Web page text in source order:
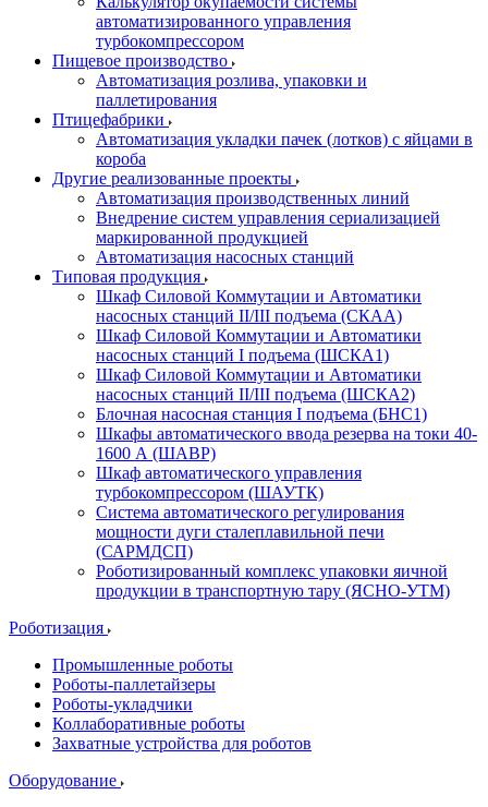
автоматизированного управления
турбокомпрессором
Пищевое производство
Автоматизация розлива, упаковки и
паллетирования
Птицефабрики
Автоматизация укладки пачек (лотков) с яйцами в
короба
Другие реализованные проекты
Автоматизация производственных линий
Внедрение систем управления сериализацией
маркированной продукцией
Автоматизация насосных станций
Типовая продукция
Шкаф Силовой Коммутации и Автоматики
насосных станций II/III подъема (СКАА)
Шкаф Силовой Коммутации и Автоматики
насосных станций I подъема (ШСКА1)
Шкаф Силовой Коммутации и Автоматики
насосных станций II/III подъема (ШСКА2)
Блочная насосная станция I подъема (БНС1)
Шкафы автоматического ввода резерва на токи 40-
1600 А (ШАВР)
Шкаф автоматического управления
турбокомпрессором (ШАУТК)
Система автоматического регулирования
мощности дуги сталеплавильной печи
(САРМДСП)
Роботизированный комплекс упаковки яичной
продукции в транспортную тару (ЯСНО-УТМ)
Роботизация
Промышленные роботы
Роботы-паллетайзеры
Роботы-укладчики
Коллаборативные роботы
Захватные устройства для роботов
Оборудование